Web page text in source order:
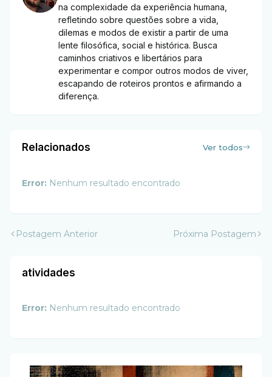
na complexidade da experiência humana,
refletindo sobre questões sobre a vida,
dilemas e modos de existir a partir de uma
lente filosófica, social e histórica. Busca
caminhos criativos e libertários para
experimentar e compor outros modos de viver,
escapando de roteiros prontos e afirmando a
diferença.
Relacionados Ver todos
Error: Nenhum resultado encontrado
Postagem Anterior Próxima Postagem
atividades
Error: Nenhum resultado encontrado